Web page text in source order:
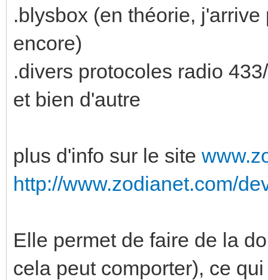
.blysbox (en théorie,
encore)
.divers protocoles radio
et bien d'autre
plus d'info sur le site
http://www.zodianet.com/
Elle permet de faire de la
cela peut comporter), ce